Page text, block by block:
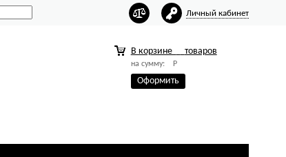
Личный кабинет
В корзине товаров
на сумму: Р
Оформить